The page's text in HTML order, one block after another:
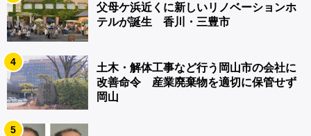
父母ケ浜近くに新しいリノベーションホ
テルが誕生 香川・三豊市
4
土木・解体工事など行う岡山市の会社に
改善命令 産業廃棄物を適切に保管せず
岡山
5